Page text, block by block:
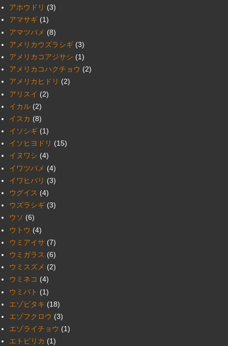
アホウドリ (3)
アマサギ (1)
アマツバメ (8)
アメリカウズラシギ (3)
アメリカコアジサシ (1)
アメリカコハクチョウ (2)
アメリカヒドリ (2)
アリスイ (2)
イカル (2)
イスカ (8)
イソシギ (1)
イソヒヨドリ (15)
イヌワシ (4)
イワツバメ (4)
イワヒバリ (3)
ウグイス (4)
ウズラシギ (3)
ウソ (6)
ウトウ (4)
ウミアイサ (7)
ウミガラス (6)
ウミスズメ (2)
ウミネコ (4)
ウミバト (1)
エゾビタキ (18)
エゾフクロウ (3)
エゾライチョウ (1)
エトピリカ (1)